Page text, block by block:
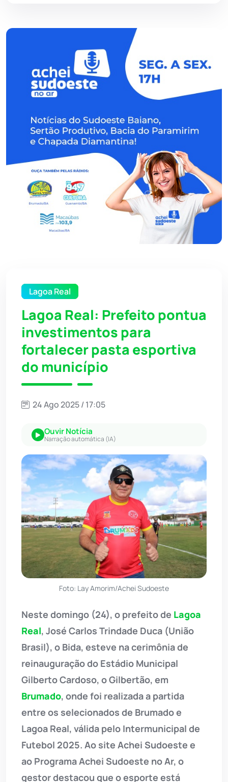
Lagoa Real
Lagoa Real: Prefeito pontua
investimentos para
fortalecer pasta esportiva
do município
24 Ago 2025 / 17:05
Ouvir Notícia
Narração automática (IA)
Foto: Lay Amorim/Achei Sudoeste
Neste domingo (24), o prefeito de Lagoa
Real, José Carlos Trindade Duca (União
Brasil), o Bida, esteve na cerimônia de
reinauguração do Estádio Municipal
Gilberto Cardoso, o Gilbertão, em
Brumado, onde foi realizada a partida
entre os selecionados de Brumado e
Lagoa Real, válida pelo Intermunicipal de
Futebol 2025. Ao site Achei Sudoeste e
ao Programa Achei Sudoeste no Ar, o
gestor destacou que o esporte está